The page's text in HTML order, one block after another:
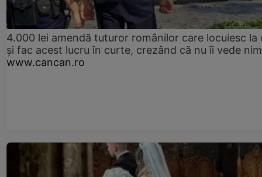
4.000 lei amendă tuturor românilor care locuiesc la
și fac acest lucru în curte, crezând că nu îi vede
www.cancan.ro